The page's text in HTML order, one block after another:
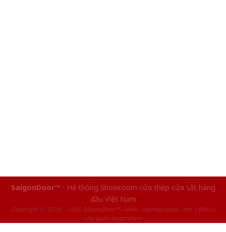
SaigonDoor™ - Hệ thống Showroom cửa thép cửa sắt hàng
đầu Việt Nam
Copyright ⓒ 2016 – 2026 SaigonDoor™ - www.cuathepcuasat.com | Đơn vị
chủ quản SaigonDoor